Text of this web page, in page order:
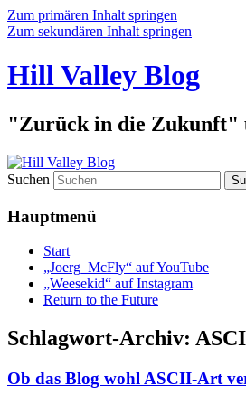
Zum primären Inhalt springen
Zum sekundären Inhalt springen
Hill Valley Blog
"Zurück in die Zukunft"
Suchen
Hauptmenü
Start
„Joerg_McFly“ auf YouTube
„Weesekid“ auf Instagram
Return to the Future
Schlagwort-Archiv:
Ob das Blog wohl ASCII-Art